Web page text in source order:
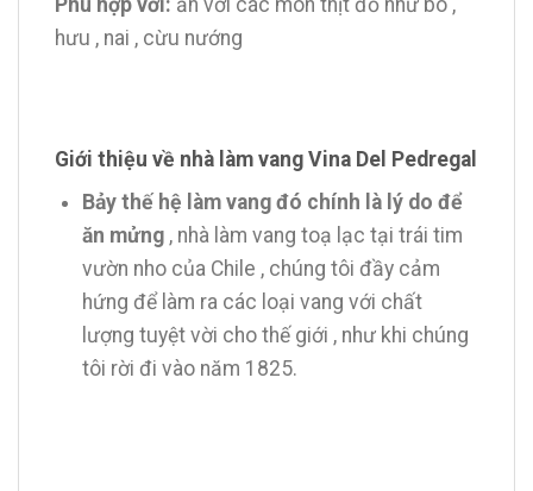
hưu , nai , cừu nướng
Giới thiệu về nhà làm vang Vina Del Pedregal
Bảy thế hệ làm vang đó chính là lý do để
ăn mửng, nhà làm vang toạ lạc tại trái tim
vườn nho của Chile , chúng tôi đầy cảm
hứng để làm ra các loại vang với chất
lượng tuyệt vời cho thế giới , như khi chúng
tôi rời đi vào năm 1825.